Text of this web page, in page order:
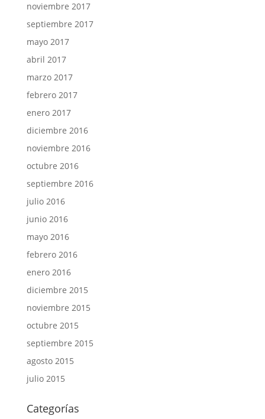
noviembre 2017
septiembre 2017
mayo 2017
abril 2017
marzo 2017
febrero 2017
enero 2017
diciembre 2016
noviembre 2016
octubre 2016
septiembre 2016
julio 2016
junio 2016
mayo 2016
febrero 2016
enero 2016
diciembre 2015
noviembre 2015
octubre 2015
septiembre 2015
agosto 2015
julio 2015
Categorías